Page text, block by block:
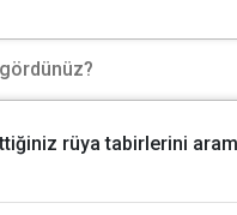
rüya tabirlerini